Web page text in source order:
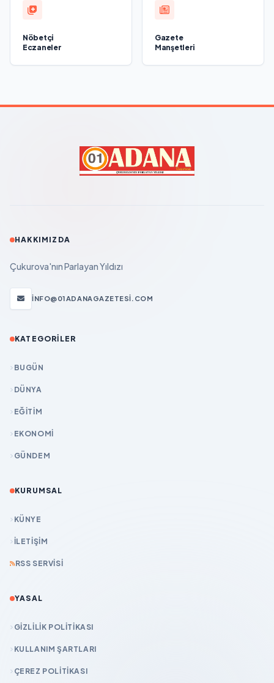
Nöbetçi
Eczaneler
Gazete
Manşetleri
HAKKIMIZDA
Çukurova'nın Parlayan Yıldızı
INFO@01ADANAGAZETESI.COM
KATEGORILER
BUGÜN
DÜNYA
EĞİTİM
EKONOMİ
GÜNDEM
KURUMSAL
KÜNYE
İLETIŞIM
RSS SERVISI
YASAL
GIZLILIK POLITIKASI
KULLANIM ŞARTLARI
ÇEREZ POLITIKASI